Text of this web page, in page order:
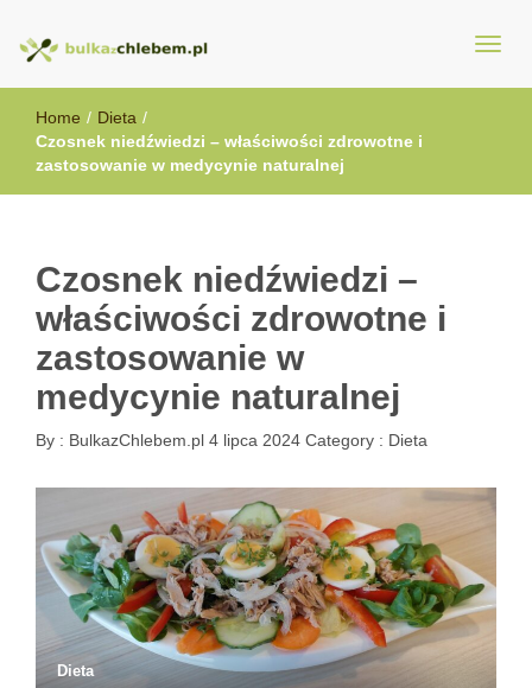
BulkazChlebem.pl
Home / Dieta /
Czosnek niedźwiedzi – właściwości zdrowotne i
zastosowanie w medycynie naturalnej
Czosnek niedźwiedzi –
właściwości zdrowotne i
zastosowanie w
medycynie naturalnej
By : BulkazChlebem.pl 4 lipca 2024 Category : Dieta
Dieta